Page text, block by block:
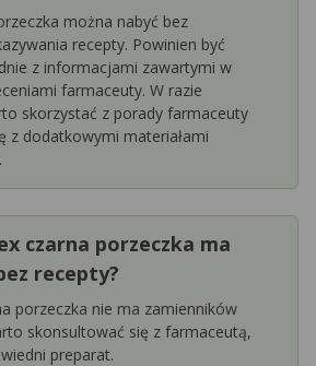
można nabyć bez
recepty. Powinien być
z informacjami zawartymi w
farmaceuty. W razie
skorzystać z porady farmaceuty
z dodatkowymi materiałami
czarna porzeczka ma
recepty?
porzeczka nie ma zamienników
skonsultować się z farmaceutą,
preparat.